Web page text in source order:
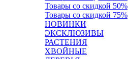
Товары со скидкой 50%
Товары со скидкой 75%
НОВИНКИ
ЭКСКЛЮЗИВЫ
РАСТЕНИЯ
ХВОЙНЫЕ